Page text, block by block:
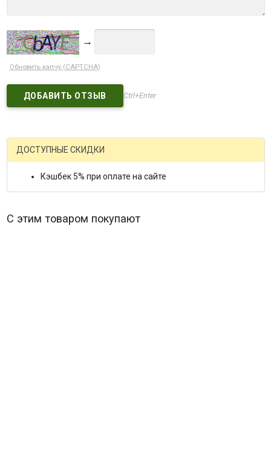
→
Обновить капчу (CAPTCHA)
Ctrl+Enter
ДОСТУПНЫЕ СКИДКИ
Кэшбек 5% при оплате на сайте
С этим товаром покупают